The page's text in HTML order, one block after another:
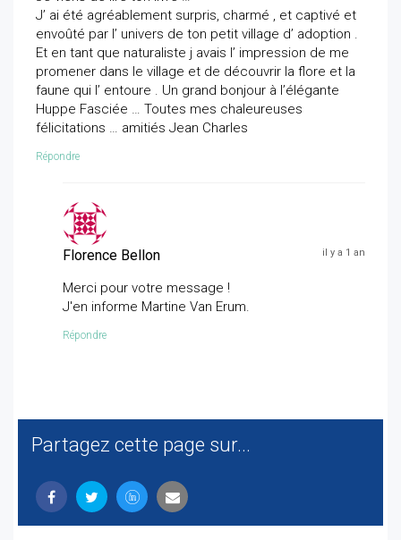
J’ ai été agréablement surpris, charmé , et captivé et
envoûté par l’ univers de ton petit village d’ adoption .
Et en tant que naturaliste j avais l’ impression de me
promener dans le village et de découvrir la flore et la
faune qui l’ entoure . Un grand bonjour à l’élégante
Huppe Fasciée … Toutes mes chaleureuses
félicitations … amitiés Jean Charles
Répondre
Florence Bellon il y a 1 an
Merci pour votre message !
J'en informe Martine Van Erum.
Répondre
Partagez cette page sur...